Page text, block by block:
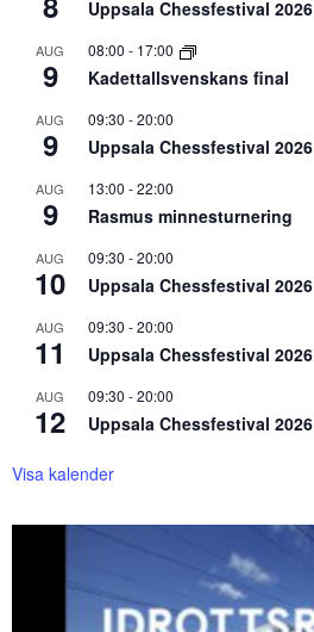
Uppsala Chessfestival 2026
AUG
9
08:00 - 17:00
Kadettallsvenskans final
AUG
9
09:30 -20:00
Uppsala Chessfestival 2026
AUG
9
13:00 -22:00
Rasmus minnesturnering
AUG
10
09:30 -20:00
Uppsala Chessfestival 2026
AUG
11
09:30 -20:00
Uppsala Chessfestival 2026
AUG
12
09:30 -20:00
Uppsala Chessfestival 2026
Visa kalender